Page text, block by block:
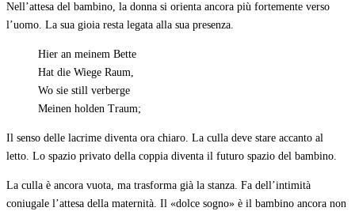
Nell’attesa del bambino, la donna si orienta ancora più fortemente verso
l’uomo. La sua gioia resta legata alla sua presenza.
Hier an meinem Bette
Hat die Wiege Raum,
Wo sie still verberge
Meinen holden Traum;
Il senso delle lacrime diventa ora chiaro. La culla deve stare accanto al
letto. Lo spazio privato della coppia diventa il futuro spazio del bambino.
La culla è ancora vuota, ma trasforma già la stanza. Fa dell’intimità
coniugale l’attesa della maternità. Il «dolce sogno» è il bambino ancora non